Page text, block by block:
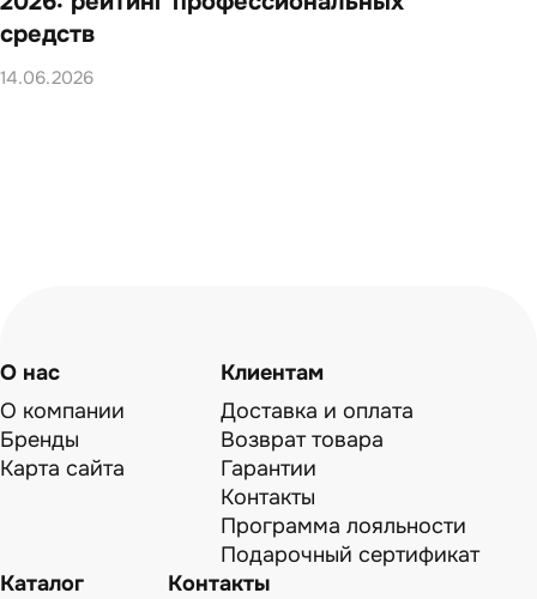
средств
14.06.2026
О нас
О компании
Бренды
Карта сайта
Клиентам
Доставка и оплата
Возврат товара
Гарантии
Контакты
Программа лояльности
Подарочный сертификат
Каталог
Контакты